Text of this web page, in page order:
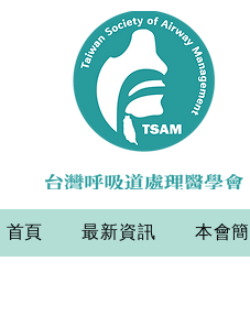
首頁 最新資訊 本會